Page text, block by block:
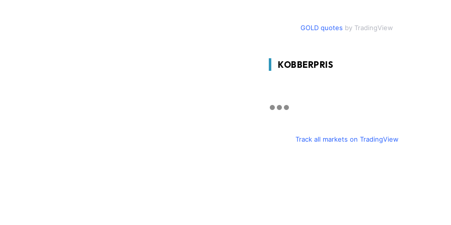
GOLD quotes by TradingView
KOBBERPRIS
Track all markets on TradingView